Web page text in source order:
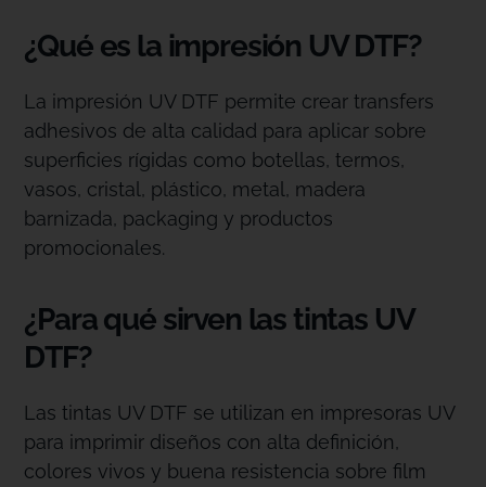
¿Qué es la impresión UV DTF?
La impresión UV DTF permite crear transfers
adhesivos de alta calidad para aplicar sobre
superficies rígidas como botellas, termos,
vasos, cristal, plástico, metal, madera
barnizada, packaging y productos
promocionales.
¿Para qué sirven las tintas UV
DTF?
Las tintas UV DTF se utilizan en impresoras UV
para imprimir diseños con alta definición,
colores vivos y buena resistencia sobre film